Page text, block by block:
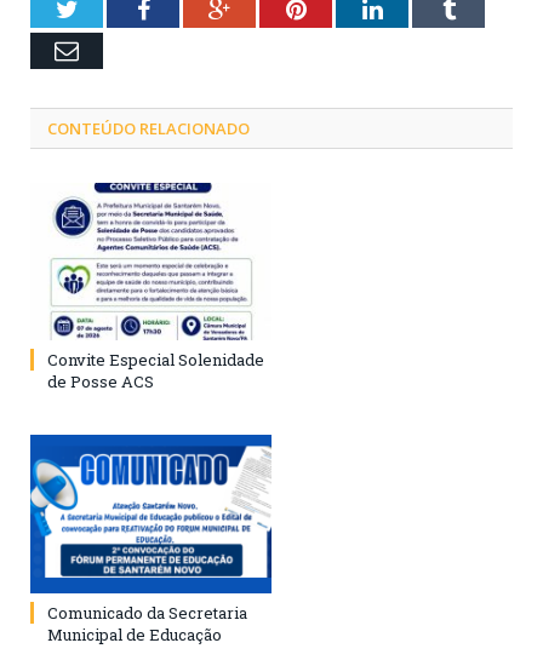
TwitterFacebookGoogle+PinterestLinkedInTumblr
Email
CONTEÚDO RELACIONADO
Convite Especial Solenidade
de Posse ACS
Comunicado da Secretaria
Municipal de Educação